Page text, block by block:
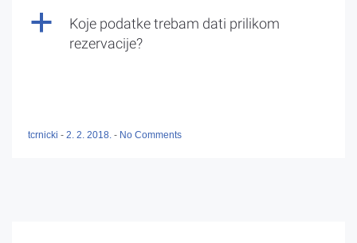
a
Koje podatke trebam dati prilikom
rezervacije?
tcrnicki - 2. 2. 2018. - No Comments